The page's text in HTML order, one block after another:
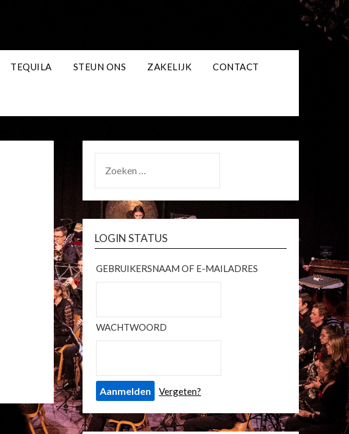
TEQUILA STEUN ONS ZAKELIJK CONTACT
NAAR:
LOGIN STATUS
GEBRUIKERSNAAM OF E-MAILADRES
WACHTWOORD
Vergeten?